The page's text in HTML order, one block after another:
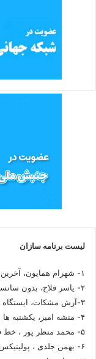
لیست برنامه سازان
۱- شهرام همایون، آخرین لحظه ، ساعت دوم ، شبانه
۲- یاسر فلاح، بدون سانسور
۳-آرش مشکات، ایستگاه سوم
۴- منشه امیر، یکشنبه ها با منشه
۵- محمد منظر پور ، خط قرمز ، هدلاین
۶- بهمن جلدی ، پولیتیکس